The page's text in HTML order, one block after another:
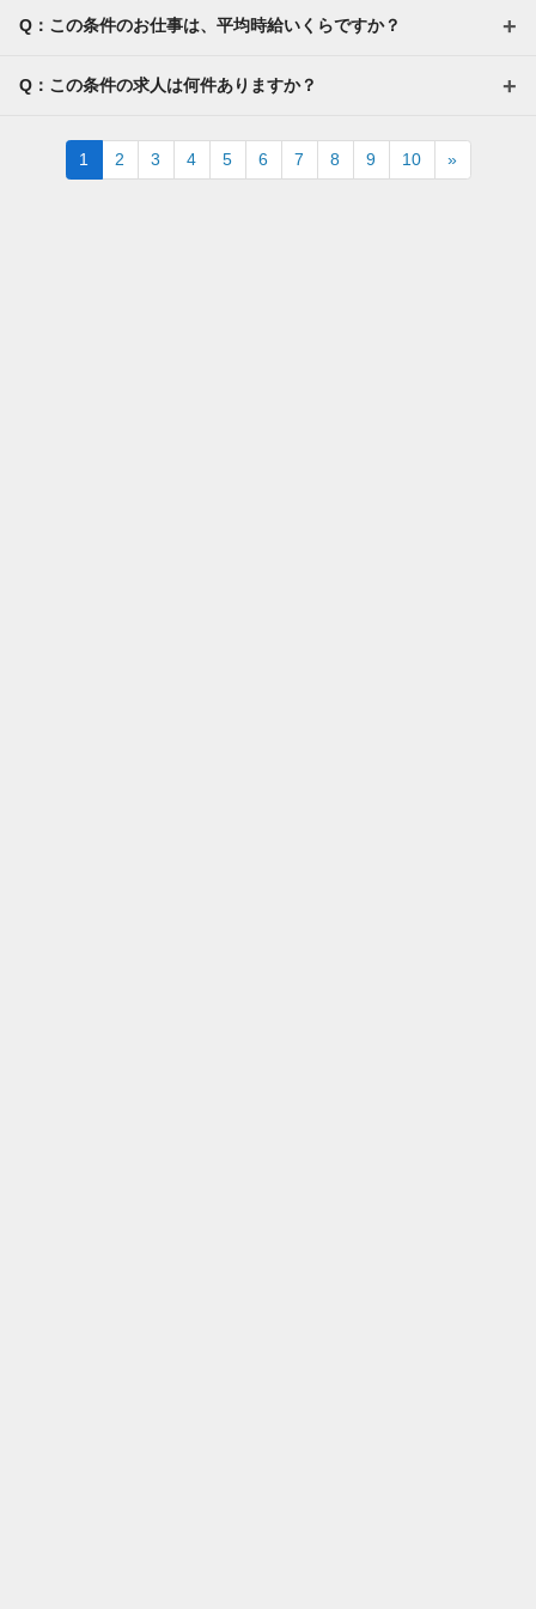
Q：この条件のお仕事は、平均時給いくらですか？
Q：この条件の求人は何件ありますか？
1 2 3 4 5 6 7 8 9 10 »Next